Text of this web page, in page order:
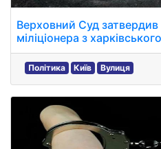
Верховний Суд
міліціонера з
Політика Київ Вулиця